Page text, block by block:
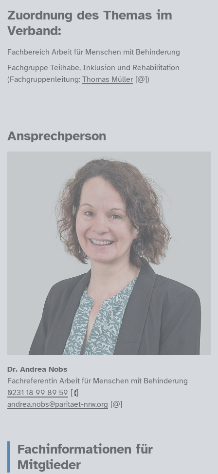
Zuordnung des Themas im
Verband:
Fachbereich Arbeit für Menschen mit Behinderung
Fachgruppe Teilhabe, Inklusion und Rehabilitation
(Fachgruppenleitung: Thomas Müller )
Ansprechperson
Dr. Andrea Nobs
Fachreferentin Arbeit für Menschen mit Behinderung
0231 18 99 89 59
andrea.nobs@paritaet-nrw.org
Fachinformationen für
Mitglieder